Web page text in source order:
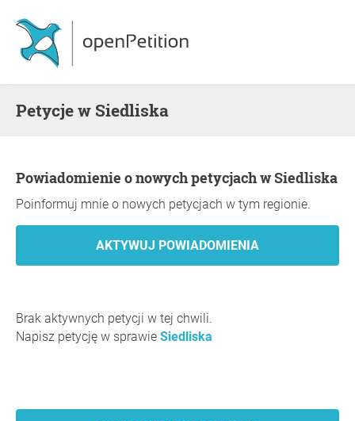
Petycje w Siedliska
Powiadomienie o nowych petycjach w Siedliska
Poinformuj mnie o nowych petycjach w tym regionie.
Brak aktywnych petycji w tej chwili.
Napisz petycję w sprawie Siedliska